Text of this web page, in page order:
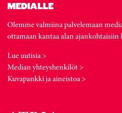
MEDIALLE
Olemme valmiina palvelemaan
ottamaan kantaa alan
Lue uutisia >
Median yhteyshenkilöt >
Kuvapankki ja aineistoa >